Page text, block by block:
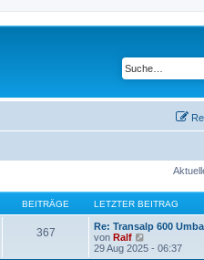
BEITRÄGE LETZTER BEITRAG
367
Re: Transalp 600
von Ralf
e
29 Aug 2025 - 06:37